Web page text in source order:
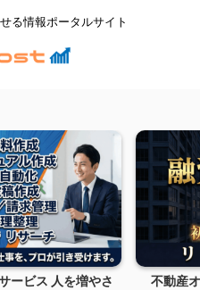
る情報ポータルサイト
｜手元資金ゼロで
人が集